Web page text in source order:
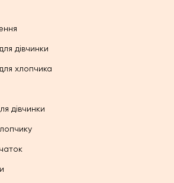
дівчинки
хлопчика
дівчинки